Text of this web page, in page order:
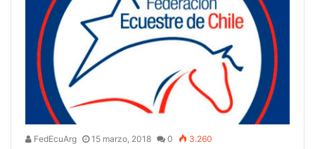
FedEcuArg 15 marzo, 2018 0 3.260